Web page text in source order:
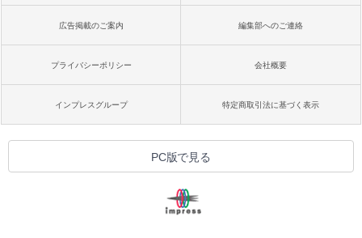
広告掲載のご案内 編集部へのご連絡
プライバシーポリシー 会社概要
インプレスグループ 特定商取引法に基づく表示
PC版で見る